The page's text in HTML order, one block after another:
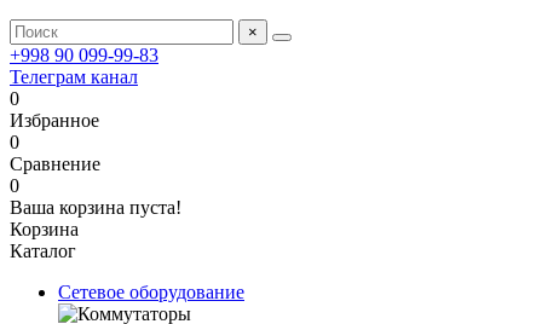
×
+998 90 099-99-83
Телеграм канал
0
Избранное
0
Сравнение
0
Ваша корзина пуста!
Корзина
Каталог
Сетевое оборудование